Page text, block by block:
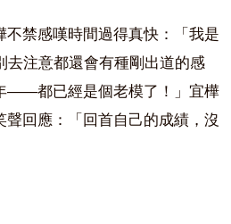
不禁感嘆時間過得真快：「我是
去注意都還會有種剛出道的感
——都已經是個老模了！」宜樺
回應：「回首自己的成績，沒